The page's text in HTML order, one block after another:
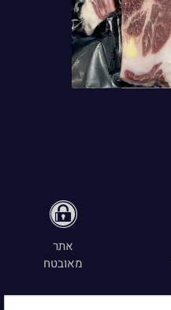
אתר
מאובטח